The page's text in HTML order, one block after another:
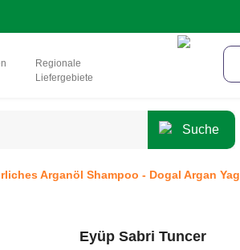
Regionale
Liefergebiete
Arganöl Shampoo - Dogal Argan
Eyüp Sabri Tuncer